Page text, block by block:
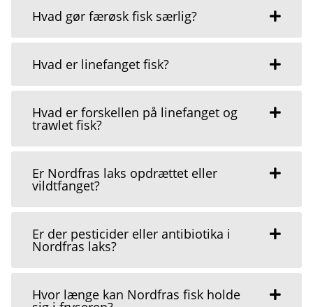
Hvad gør færøsk fisk særlig?
Hvad er linefanget fisk?
Hvad er forskellen på linefanget og
trawlet fisk?
Er Nordfras laks opdrættet eller
vildtfanget?
Er der pesticider eller antibiotika i
Nordfras laks?
Hvor længe kan Nordfras fisk holde